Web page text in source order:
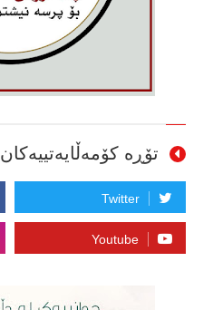
تۆڕە کۆمەڵایەتییەکان